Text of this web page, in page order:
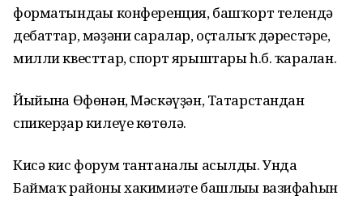
форматындағы конференция, башҡорт телендә
дебаттар, мәҙәни саралар, оҫталыҡ дәрестәре,
милли квесттар, спорт ярыштары һ.б. ҡаралған.
Йыйынға Өфөнән, Мәскәүҙән, Татарстандан
спикерҙар килеүе көтөлә.
Кисә кис форум тантаналы асылды. Унда
Баймаҡ районы хакимиәте башлығы вазифаһын